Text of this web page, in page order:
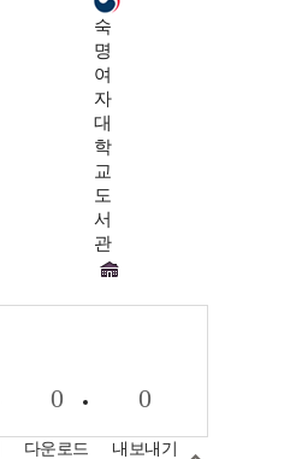
숙
명
여
자
대
학
교
도
서
관
0
다운로드
0
내보내기